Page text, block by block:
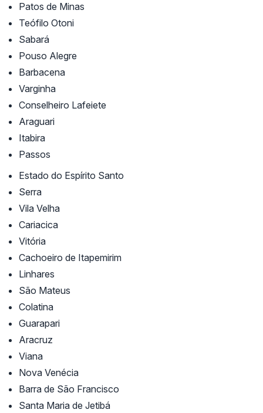
Patos de Minas
Teófilo Otoni
Sabará
Pouso Alegre
Barbacena
Varginha
Conselheiro Lafeiete
Araguari
Itabira
Passos
Estado do Espírito Santo
Serra
Vila Velha
Cariacica
Vitória
Cachoeiro de Itapemirim
Linhares
São Mateus
Colatina
Guarapari
Aracruz
Viana
Nova Venécia
Barra de São Francisco
Santa Maria de Jetibá